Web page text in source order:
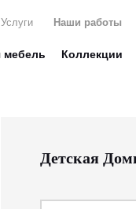
Услуги Наши работы
мебель Коллекции
Детская